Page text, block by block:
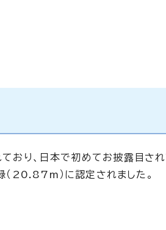
おり、日本で初めてお披露目さ
（20.87m）に認定されました。